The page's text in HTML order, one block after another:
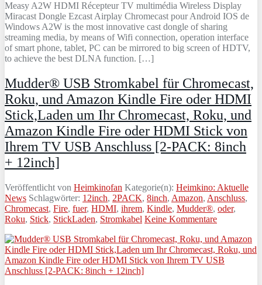
Measy A2W HDMI Récepteur TV multimédia Wireless Display
Miracast Dongle Ezcast Airplay Chromecast pour Android IOS de
Windows A2W is the most innovative cast dongle of sharing
streaming media, by means of Wifi connection, operation interface
of smart phone, tablet, PC can be mirrored to big screen of HDTV,
to achieve the best DLNA function. […]
Mudder® USB Stromkabel für Chromecast,
Roku, und Amazon Kindle Fire oder HDMI
Stick,Laden um Ihr Chromecast, Roku, und
Amazon Kindle Fire oder HDMI Stick von
Ihrem TV USB Anschluss [2-PACK: 8inch
+ 12inch]
Veröffentlicht von Heimkinofan Kategorie(n): Heimkino: Aktuelle
News Schlagwörter: 12inch, 2PACK, 8inch, Amazon, Anschluss,
Chromecast, Fire, fuer, HDMI, ihrem, Kindle, Mudder®, oder,
Roku, Stick, StickLaden, Stromkabel Keine Kommentare